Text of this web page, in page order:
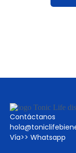
Contáctanos
Vía>> Whatsapp